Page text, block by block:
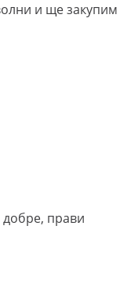
и ще закупим
прави